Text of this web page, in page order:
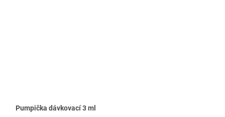
Pumpička dávkovací 3 ml